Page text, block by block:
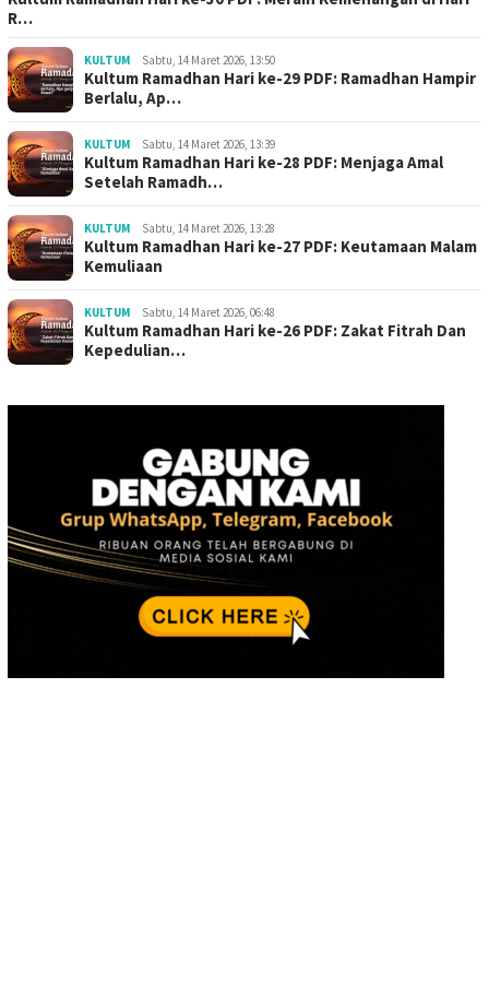
R…
KULTUM Sabtu, 14 Maret 2026, 13:50
Kultum Ramadhan Hari ke-29 PDF: Ramadhan Hampir
Berlalu, Ap…
KULTUM Sabtu, 14 Maret 2026, 13:39
Kultum Ramadhan Hari ke-28 PDF: Menjaga Amal
Setelah Ramadh…
KULTUM Sabtu, 14 Maret 2026, 13:28
Kultum Ramadhan Hari ke-27 PDF: Keutamaan Malam
Kemuliaan
KULTUM Sabtu, 14 Maret 2026, 06:48
Kultum Ramadhan Hari ke-26 PDF: Zakat Fitrah Dan
Kepedulian…